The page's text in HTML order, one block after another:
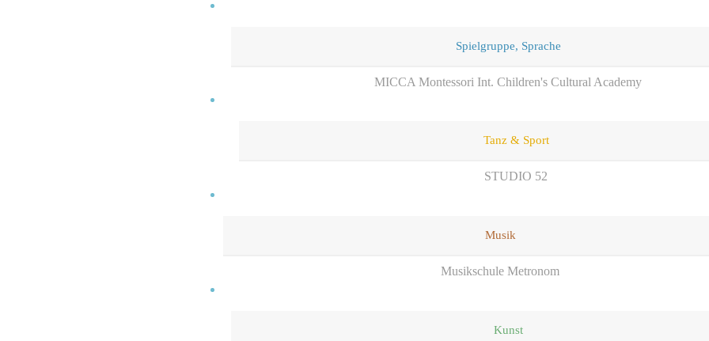
Spielgruppe, Sprache
MICCA Montessori Int. Children's Cultural Academy
Tanz & Sport
STUDIO 52
Musik
Musikschule Metronom
Kunst